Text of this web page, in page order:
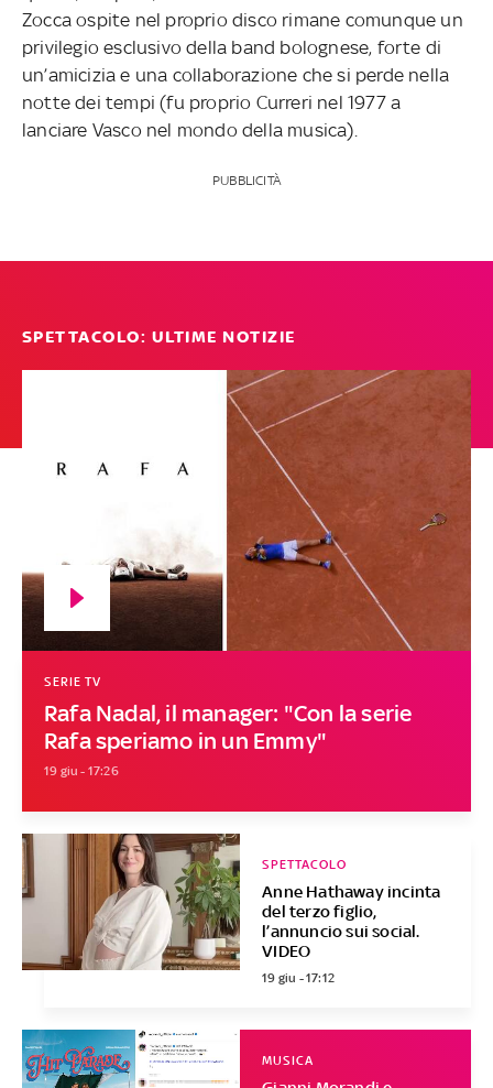
Zocca ospite nel proprio disco rimane comunque un
privilegio esclusivo della band bolognese, forte di
un’amicizia e una collaborazione che si perde nella
notte dei tempi (fu proprio Curreri nel 1977 a
lanciare Vasco nel mondo della musica).
PUBBLICITÀ
SPETTACOLO: ULTIME NOTIZIE
Rafa Nadal, il manager: "Con la serie
Rafa speriamo in un Emmy"
SERIE TV
19 giu - 17:26
Anne Hathaway incinta
del terzo figlio,
l’annuncio sui social.
VIDEO
SPETTACOLO
19 giu - 17:12
MUSICA